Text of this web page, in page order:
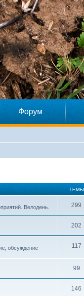
Форум
ТЕМЫ
Велодень. 299
202
обсуждение
117
99
146